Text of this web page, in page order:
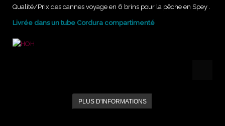
Qualité/Prix des cannes voyage en 6 brins pour la pêche en Spey .
Livrée dans un tube Cordura compartimenté
PLUS D'INFORMATIONS